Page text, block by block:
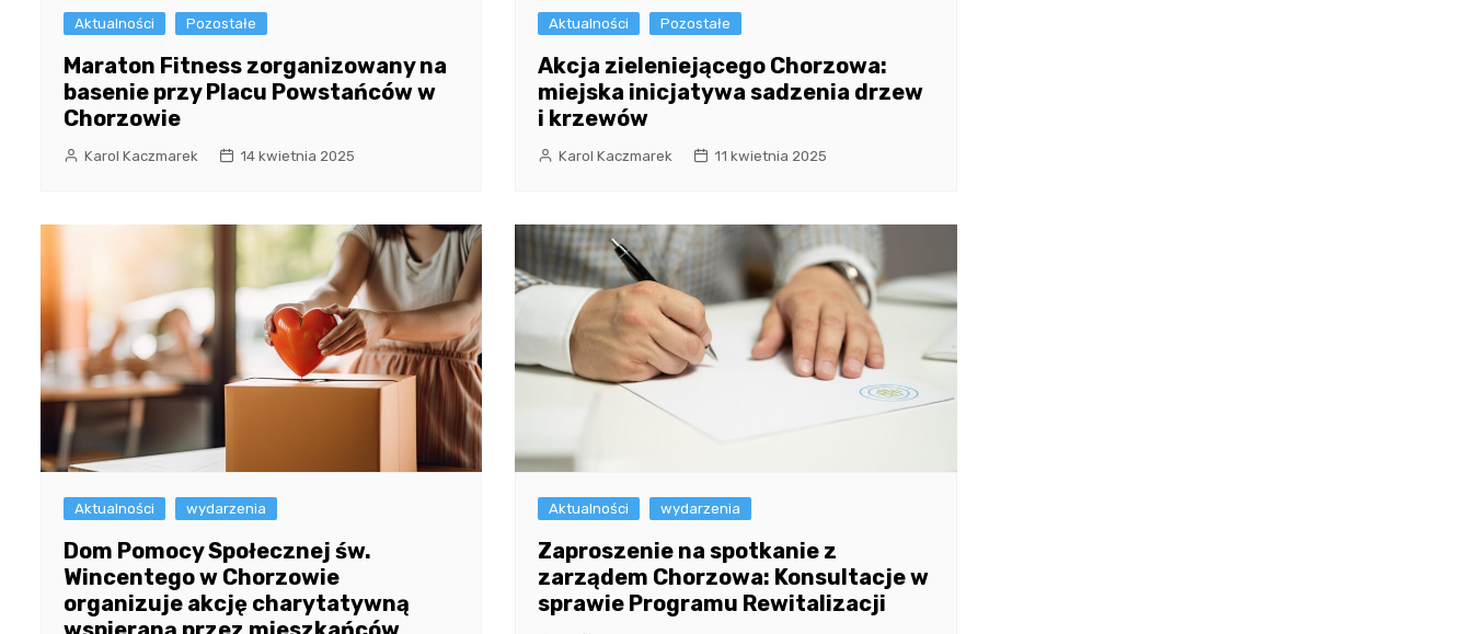
Aktualności Pozostałe
Maraton Fitness zorganizowany na
basenie przy Placu Powstańców w
Chorzowie
Karol Kaczmarek 14 kwietnia 2025
Aktualności Pozostałe
Akcja zieleniejącego Chorzowa:
miejska inicjatywa sadzenia drzew
i krzewów
Karol Kaczmarek 11 kwietnia 2025
Aktualności wydarzenia
Dom Pomocy Społecznej św.
Wincentego w Chorzowie
organizuje akcję charytatywną
Aktualności wydarzenia
Zaproszenie na spotkanie z
zarządem Chorzowa: Konsultacje w
sprawie Programu Rewitalizacji